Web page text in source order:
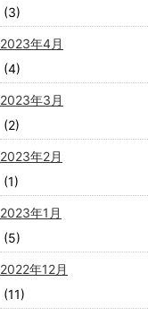
(3)
2023年4月
(4)
2023年3月
(2)
2023年2月
(1)
2023年1月
(5)
2022年12月
(11)